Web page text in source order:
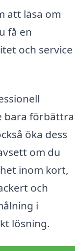
att läsa om
få en
och service
bara förbättra
öka dess
om du
inom kort,
och
i
lösning.